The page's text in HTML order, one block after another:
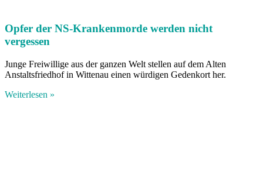
Opfer der NS-Krankenmorde werden nicht
vergessen
Junge Freiwillige aus der ganzen Welt stellen auf dem Alten
Anstaltsfriedhof in Wittenau einen würdigen Gedenkort her.
Weiterlesen »